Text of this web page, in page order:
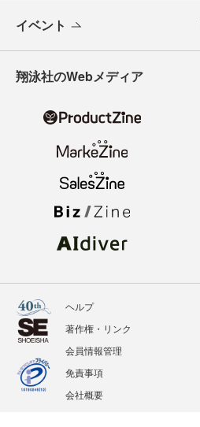
イベント
翔泳社のWebメディア
ヘルプ
著作権・リンク
会員情報管理
免責事項
会社概要